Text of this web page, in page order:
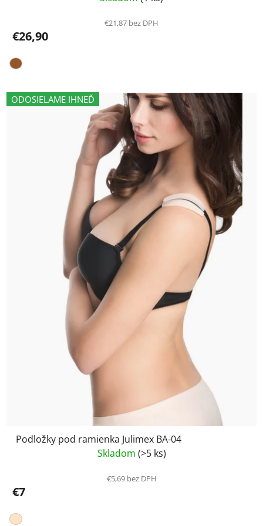
€21,87 bez DPH
€26,90
ODOSIELAME IHNEĎ
Podložky pod ramienka Julimex BA-04
Skladom (>5 ks)
€5,69 bez DPH
€7